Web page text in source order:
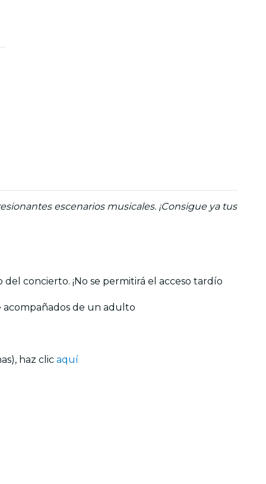
escenarios musicales. ¡Consigue ya tus
concierto. ¡No se permitirá el acceso tardío
acompañados de un adulto
haz clic aquí